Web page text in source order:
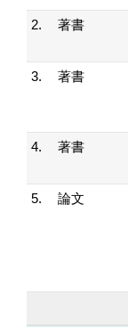
2. 著書
3. 著書
4. 著書
5. 論文